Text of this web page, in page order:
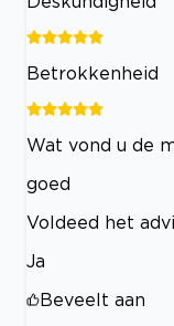
Betrokkenheid
Wat vond u de
goed
Voldeed het
Ja
Beveelt aan